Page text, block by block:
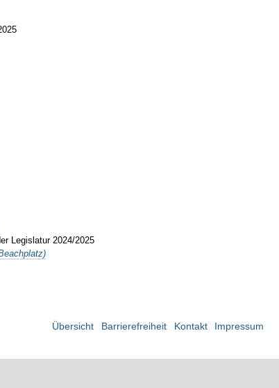
Legislatur 2024/2025
Übersicht Barrierefreiheit Kontakt Impressum